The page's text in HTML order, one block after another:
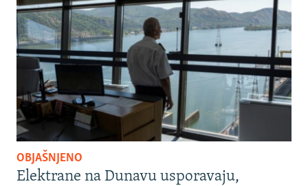
OBJAŠNJENO
Elektrane na Dunavu usporavaju,